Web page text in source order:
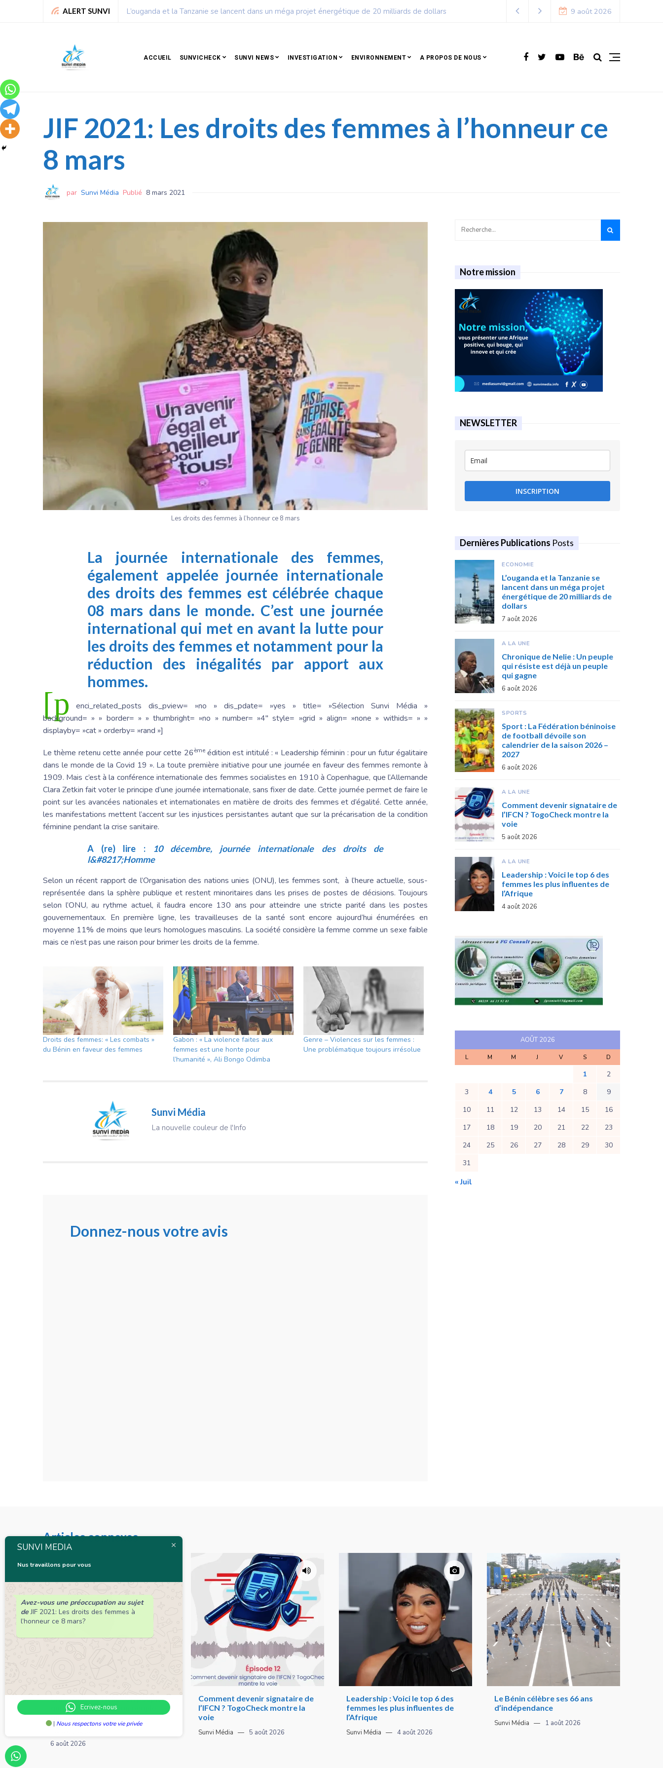
ALERT SUNVI
de dollars Chronique de Nelie : Un peuple qui résiste est déjà un peuple qui gagne 9 août 2026
ACCUEIL SUNVICHECK SUNVI NEWS INVESTIGATION ENVIRONNEMENT A PROPOS DE NOUS
JIF 2021: Les droits des femmes à l’honneur ce
8 mars
par Sunvi Média Publié 8 mars 2021
Les droits des femmes à l’honneur ce 8 mars
La journée internationale des femmes,
également appelée journée internationale
des droits des femmes est célébrée chaque
08 mars dans le monde. C’est une journée
international qui met en avant la lutte pour
les droits des femmes et notamment pour la
réduction des inégalités par apport aux
hommes.
[p
enci_related_posts dis_pview= »no » dis_pdate= »yes » title= »Sélection Sunvi Média »
background= » » border= » » thumbright= »no » number= »4″ style= »grid » align= »none » withids= » »
displayby= »cat » orderby= »rand »]
Le thème retenu cette année pour cette 26èmeédition est intitulé : « Leadership féminin : pour un futur égalitaire
dans le monde de la Covid 19 ». La toute première initiative pour une journée en faveur des femmes remonte à
1909. Mais c’est à la conférence internationale des femmes socialistes en 1910 à Copenhague, que l’Allemande
Clara Zetkin fait voter le principe d’une journée internationale, sans fixer de date. Cette journée permet de faire le
point sur les avancées nationales et internationales en matière de droits des femmes et d’égalité. Cette année,
les manifestations mettent l’accent sur les injustices persistantes autant que sur la précarisation de la condition
féminine pendant la crise sanitaire.
A (re) lire : 10 décembre, journée internationale des droits de
l&#8217;Homme
Selon un récent rapport de l’Organisation des nations unies (ONU), les femmes sont, à l’heure actuelle, sous-
représentée dans la sphère publique et restent minoritaires dans les prises de postes de décisions. Toujours
selon l’ONU, au rythme actuel, il faudra encore 130 ans pour atteindre une stricte parité dans les postes
gouvernementaux. En première ligne, les travailleuses de la santé sont encore aujourd’hui énumérées en
moyenne 11% de moins que leurs homologues masculins. La société considère la femme comme un sexe faible
mais ce n’est pas une raison pour brimer les droits de la femme.
Droits des femmes: « Les combats »
du Bénin en faveur des femmes
Gabon : « La violence faites aux
femmes est une honte pour
l’humanité », Ali Bongo Odimba
Genre – Violences sur les femmes :
Une problématique toujours irrésolue
Sunvi Média
La nouvelle couleur de l'Info
Donnez-nous votre avis
Notre mission
NEWSLETTER
INSCRIPTION
Dernières Publications Posts
ECONOMIE
L’ouganda et la Tanzanie se
lancent dans un méga projet
énergétique de 20 milliards de
dollars
7 août 2026
A LA UNE
Chronique de Nelie : Un peuple
qui résiste est déjà un peuple
qui gagne
6 août 2026
SPORTS
Sport : La Fédération béninoise
de football dévoile son
calendrier de la saison 2026 –
2027
6 août 2026
A LA UNE
Comment devenir signataire de
l’IFCN ? TogoCheck montre la
voie
5 août 2026
A LA UNE
Leadership : Voici le top 6 des
femmes les plus influentes de
l’Afrique
4 août 2026
AOÛT 2026
L M M J V S D
1
2
3
4 5 6 7 8
9
10
11 12 13 14 15
16
17
18 19 20 21 22
23
24
25 26 27 28 29
30
31
« Juil
Articles connexes
Chronique de Nelie : Un peuple
qui résiste est déjà un peuple
qui gagne
6 août 2026
Comment devenir signataire de
l’IFCN ? TogoCheck montre la
voie
Sunvi Média 5 août 2026
Leadership : Voici le top 6 des
femmes les plus influentes de
l’Afrique
Sunvi Média 4 août 2026
Le Bénin célèbre ses 66 ans
d’indépendance
Sunvi Média 1 août 2026
SUNVI MEDIA
Nus travaillons pour vous
Avez-vous une préoccupation au sujet
deJIF 2021: Les droits des femmes à
l’honneur ce 8 mars?
Ecrivez-nous
| Nous respectons votre vie privée